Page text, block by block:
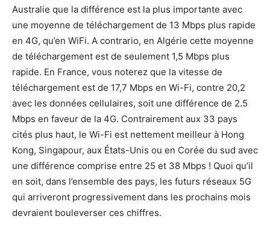
Australie que la différence est la plus importante avec
une moyenne de téléchargement de 13 Mbps plus rapide
en 4G, qu’en WiFi. A contrario, en Algérie cette moyenne
de téléchargement est de seulement 1,5 Mbps plus
rapide. En France, vous noterez que la vitesse de
téléchargement est de 17,7 Mbps en Wi-Fi, contre 20,2
avec les données cellulaires, soit une différence de 2.5
Mbps en faveur de la 4G. Contrairement aux 33 pays
cités plus haut, le Wi-Fi est nettement meilleur à Hong
Kong, Singapour, aux États-Unis ou en Corée du sud avec
une différence comprise entre 25 et 38 Mbps ! Quoi qu’il
en soit, dans l’ensemble des pays, les futurs réseaux 5G
qui arriveront progressivement dans les prochains mois
devraient bouleverser ces chiffres.